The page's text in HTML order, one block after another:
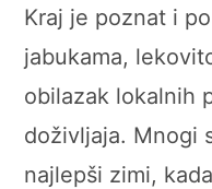
Kraj je poznat i
jabukama,
obilazak lokalnih
doživljaja. Mnogi
najlepši zimi,